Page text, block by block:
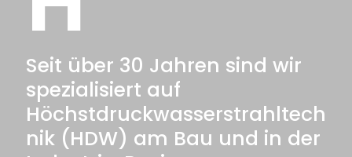
Seit über 30 Jahren sind wir
spezialisiert auf
Höchstdruckwasserstrahltech
nik (HDW) am Bau und in der